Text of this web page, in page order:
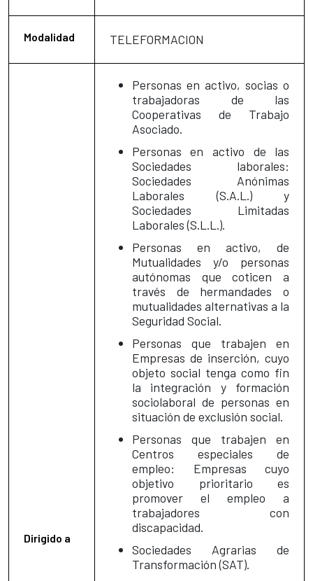
Modalidad TELEFORMACION
Dirigido a
Personas en activo, socias o
trabajadoras de las
Cooperativas de Trabajo
Asociado.
Personas en activo de las
Sociedades laborales:
Sociedades Anónimas
Laborales (S.A.L.) y
Sociedades Limitadas
Laborales (S.L.L.).
Personas en activo, de
Mutualidades y/o personas
autónomas que coticen a
través de hermandades o
mutualidades alternativas a la
Seguridad Social.
Personas que trabajen en
Empresas de inserción, cuyo
objeto social tenga como fin
la integración y formación
sociolaboral de personas en
situación de exclusión social.
Personas que trabajen en
Centros especiales de
empleo: Empresas cuyo
objetivo prioritario es
promover el empleo a
trabajadores con
discapacidad.
Sociedades Agrarias de
Transformación (SAT).